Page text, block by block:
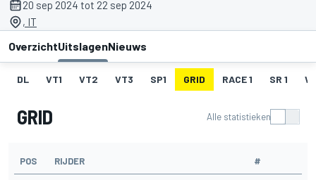
20 sep 2024 tot 22 sep 2024
, IT
OverzichtUitslagenNieuws
DL VT1 VT2 VT3 SP1 GRID RACE 1 SR 1 W
GRID Alle statistieken
POS RIJDER #